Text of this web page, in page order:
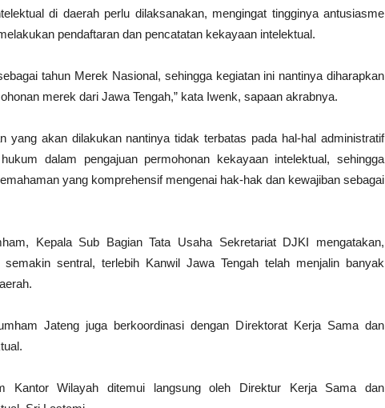
di daerah perlu dilaksanakan, mengingat tingginya antusiasme
pendaftaran dan pencatatan kekayaan intelektual.
tahun Merek Nasional, sehingga kegiatan ini nantinya diharapkan
merek dari Jawa Tengah,” kata Iwenk, sapaan akrabnya.
yang akan dilakukan nantinya tidak terbatas pada hal-hal administratif
dalam pengajuan permohonan kekayaan intelektual, sehingga
yang komprehensif mengenai hak-hak dan kewajiban sebagai
Kepala Sub Bagian Tata Usaha Sekretariat DJKI mengatakan,
sentral, terlebih Kanwil Jawa Tengah telah menjalin banyak
Jateng juga berkoordinasi dengan Direktorat Kerja Sama dan
Kantor Wilayah ditemui langsung oleh Direktur Kerja Sama dan